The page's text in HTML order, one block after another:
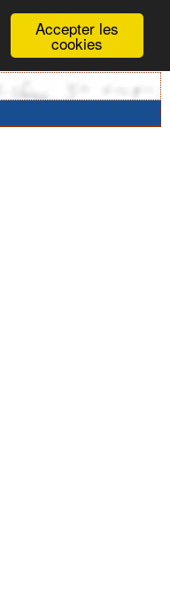
Accepter les
cookies